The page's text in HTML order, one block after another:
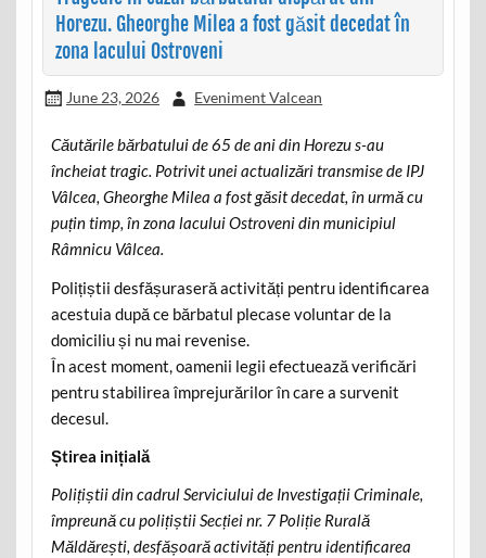
Horezu. Gheorghe Milea a fost găsit decedat în
zona lacului Ostroveni
June 23, 2026 Eveniment Valcean
Căutările bărbatului de 65 de ani din Horezu s-au
încheiat tragic. Potrivit unei actualizări transmise de IPJ
Vâlcea, Gheorghe Milea a fost găsit decedat, în urmă cu
puțin timp, în zona lacului Ostroveni din municipiul
Râmnicu Vâlcea.
Polițiștii desfășuraseră activități pentru identificarea
acestuia după ce bărbatul plecase voluntar de la
domiciliu și nu mai revenise.
În acest moment, oamenii legii efectuează verificări
pentru stabilirea împrejurărilor în care a survenit
decesul.
Știrea inițială
Polițiștii din cadrul Serviciului de Investigații Criminale,
împreună cu polițiștii Secției nr. 7 Poliție Rurală
Măldărești, desfășoară activități pentru identificarea